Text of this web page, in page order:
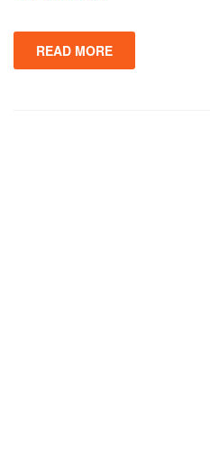
READ MORE